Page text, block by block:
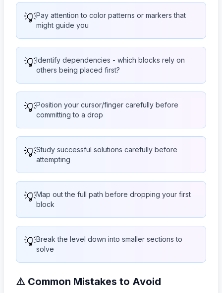
💡Pay attention to color patterns or markers that
might guide you
💡Identify dependencies - which blocks rely on
others being placed first?
💡Position your cursor/finger carefully before
committing to a drop
💡Study successful solutions carefully before
attempting
💡Map out the full path before dropping your first
block
💡Break the level down into smaller sections to
solve
⚠️ Common Mistakes to Avoid